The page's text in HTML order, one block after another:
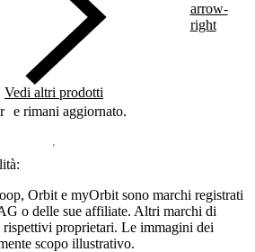
arrow-
right
Vedi altri prodotti
e rimani aggiornato.
Orbit e myOrbit sono marchi registrati
o delle sue affiliate. Altri marchi di
rispettivi proprietari. Le immagini dei
scopo illustrativo.